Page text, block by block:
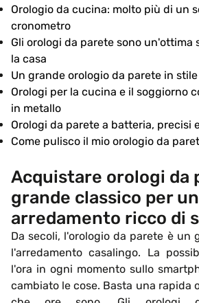
Orologio da cucina: molto più di un
cronometro
Gli orologi da parete sono un'ottima
la casa
Un grande orologio da parete in
Orologi per la cucina e il soggiorno
in metallo
Orologi da parete a batteria, precisi
Come pulisco il mio orologio da
Acquistare orologi da
grande classico per un
arredamento ricco di
Da secoli, l'orologio da parete è un
l'arredamento casalingo. La
l'ora in ogni momento sullo
cambiato le cose. Basta una rapida